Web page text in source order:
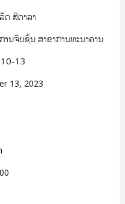
ດ ສີດາລາ
ານຈົບຊັ້ນ ສາຂາການທະນາຄານ
13
13, 2023